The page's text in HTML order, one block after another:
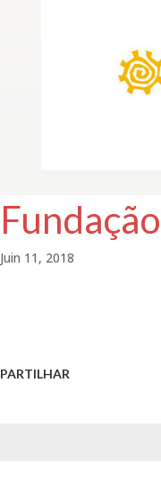
Juin 11, 2018
PARTILHAR